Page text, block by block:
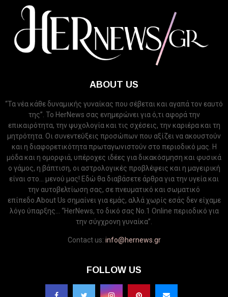
ABOUT US
“Τα νέα κάθε δυναμικής γυναίκας που σέβεται και αγαπά τον εαυτό
της”. Το HerNews σας ενημερώνει για ό,τι αφορά την
επικαιρότητα, την ψυχολογία και τις σχέσεις, την καριέρα και τη
μητρότητα. Οι συνεντεύξεις προσώπων που αξίζει να ακουστούν
και η διαφορετικότητα πρωταγωνιστούν στο περιοδικό μας. Η
μόδα και η ομορφιά, υπέροχες ιδέες για δικακόσμηση και φυσικά
ο γάμος, η βάπτιση, οι αστρολογικές προβλέψεις και η μαγειρική
είναι στο... μενού μας! Εδώ θα διαβάσετε άρθρα για την υγεία και
την αυτοβελτίωση σας, σε πνευματικό και σωματικό
επίπεδο.About Us σημαίνει για εμάς, αλλά χωρίς εσάς δεν είχαμε
λόγο ύπαρξης... “HerNews, το δικό σας Νo.1 Online περιοδικό για
την σύγχρονη γυναίκα”.
Contact us: info@hernews.gr
FOLLOW US